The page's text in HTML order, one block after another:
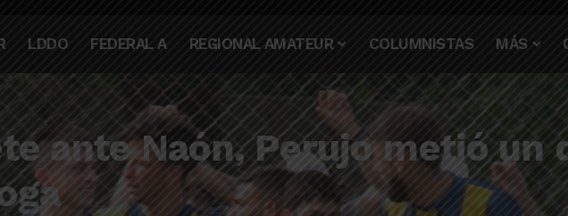
LDDO FEDERAL A REGIONAL AMATEUR COLUMNISTAS MÁS
ante Naón, Perujo metió un